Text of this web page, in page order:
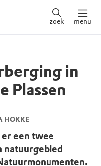
zoek menu
in
Plassen
HOKKE
een twee
natuurgebied